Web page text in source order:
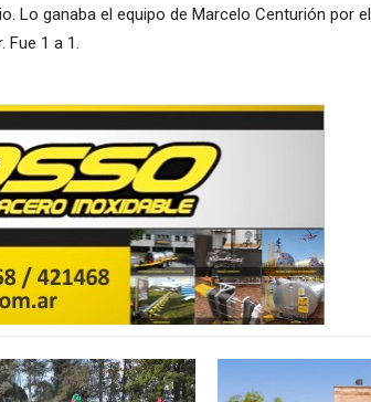
Lo ganaba el equipo de Marcelo Centurión por el
1 a 1.